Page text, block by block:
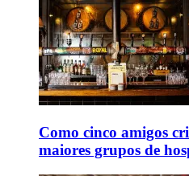
Como cinco amigos
maiores grupos de